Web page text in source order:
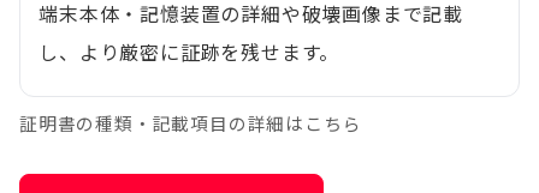
端末本体・記憶装置の詳細や破壊画像まで記載
し、より厳密に証跡を残せます。
証明書の種類・記載項目の詳細はこちら